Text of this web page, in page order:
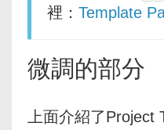
裡： Template
微調的部分
上面介紹了Project